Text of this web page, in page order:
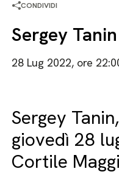
CONDIVIDI
Sergey Tanin
28 Lug 2022, ore
Sergey
giovedì 28
Cortile